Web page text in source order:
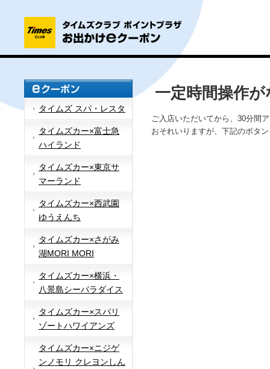
タイムズ スパ・レスタ
タイムズカー×富士急
ハイランド
タイムズカー×東京サ
マーランド
タイムズカー×西武園
ゆうえんち
タイムズカー×さがみ
湖MORI MORI
タイムズカー×横浜・
八景島シーパラダイス
タイムズカー×スパリ
ゾートハワイアンズ
タイムズカー×ニジゲ
ンノモリ クレヨンしん
一定時間操作
ご入店いただいてから、30分間
おそれいりますが、下記のボタ